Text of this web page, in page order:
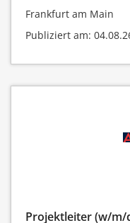
Frankfurt am Main
Publiziert am:
Projektleiter (w/